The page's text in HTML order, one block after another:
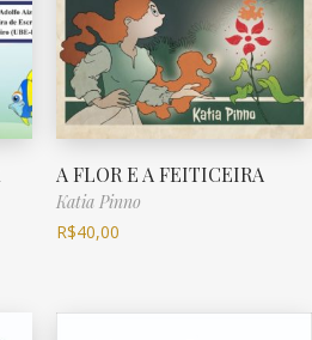
A FLOR E A FEITICEIRA
Katia Pinno
R$40,00